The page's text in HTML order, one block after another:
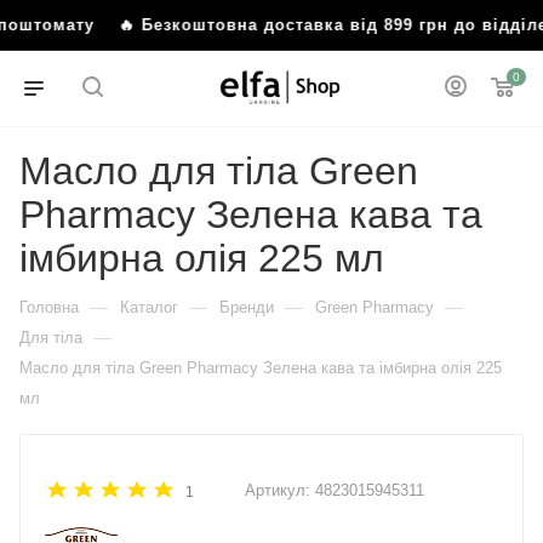
🔥 Безкоштовна доставка від 899 грн до
0
Масло для тіла Green
Pharmacy Зелена кава та
імбирна олія 225 мл
Головна — Каталог — Бренди — Green Pharmacy —
Для тіла —
Масло для тіла Green Pharmacy Зелена кава та імбирна олія 225
мл
1 Артикул: 4823015945311